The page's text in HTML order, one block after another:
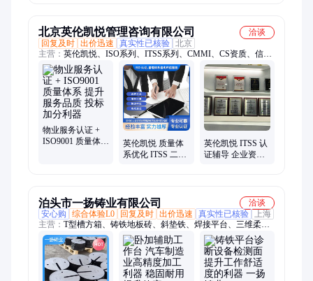
北京英伦凯悦管理咨询有限公司
洽谈
回复及时 出价迅速 真实性已核验 北京
主营： 英伦凯悦、ISO系列、ITSS系列、CMMI、CS资质、信息
安全认证、隐私信息认证、质量认证、环境管理体系认证、知识
产权、信息技术服务、业务连续性、数据治理
物业服务认证 +
ISO9001 质量体系
英伦凯悦 质量体
系优化 ITSS 二级
英伦凯悦 ITSS 认
证辅导 企业资质
泊头市一扬铸业有限公司
洽谈
安心购
综合体验L0 回复及时 出价迅速 真实性已核验
上海
主营： T型槽方箱、铸铁地板砖、斜垫铁、焊接平台、三维柔性
焊接平台、钻床底座、镗床弯板、检验平板、铸铁鱼坠、直角靠
板、灰铁铸件、开槽弯板、铸铁垫箱、铸铁平台、研磨平板、钓
鱼铁坠、划线平台、铸铁平板、划线平板、摇臂钻工作台、铸铁
地轨、T型槽工作台